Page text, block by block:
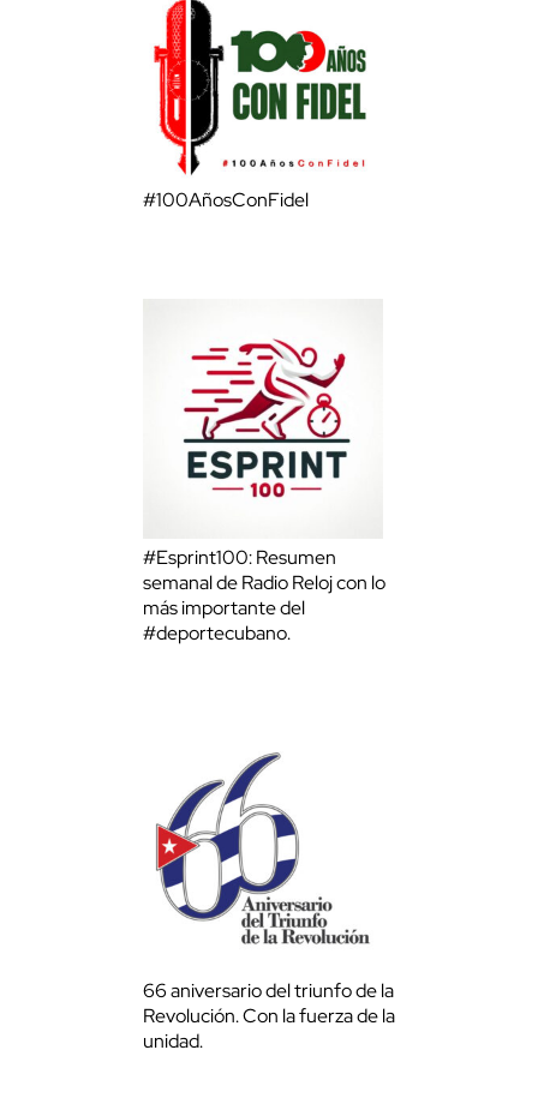
#100AñosConFidel
#Esprint100: Resumen
semanal de Radio Reloj con lo
más importante del
#deportecubano.
66 aniversario del triunfo de la
Revolución. Con la fuerza de la
unidad.